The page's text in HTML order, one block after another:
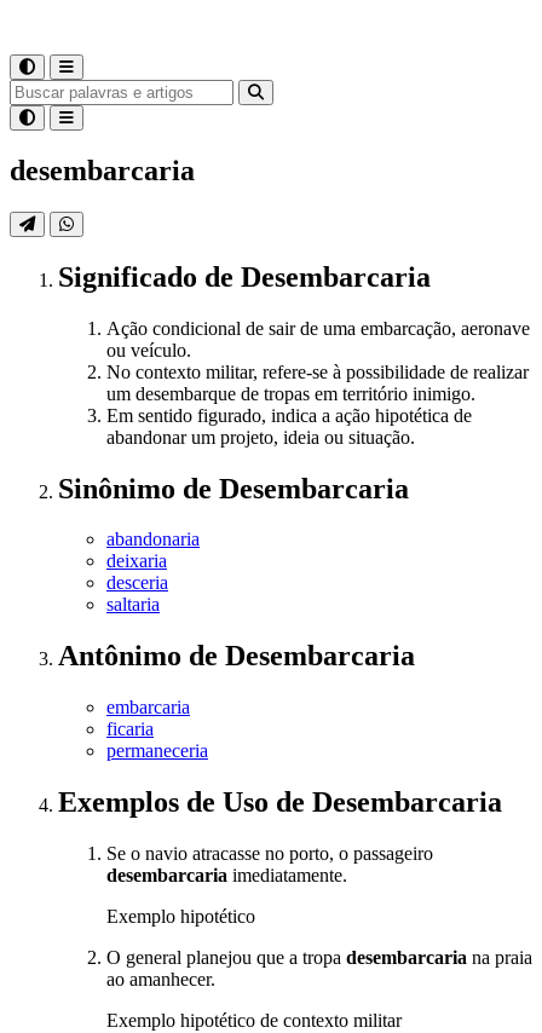
desembarcaria
Significado de Desembarcaria
Ação condicional de sair de uma embarcação, aeronave
ou veículo.
No contexto militar, refere-se à possibilidade de realizar
um desembarque de tropas em território inimigo.
Em sentido figurado, indica a ação hipotética de
abandonar um projeto, ideia ou situação.
Sinônimo de Desembarcaria
abandonaria
deixaria
desceria
saltaria
Antônimo de Desembarcaria
embarcaria
ficaria
permaneceria
Exemplos de Uso de Desembarcaria
Se o navio atracasse no porto, o passageiro
desembarcaria imediatamente.
Exemplo hipotético
O general planejou que a tropa desembarcaria na praia
ao amanhecer.
Exemplo hipotético de contexto militar